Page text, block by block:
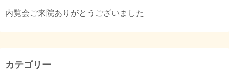
内覧会ご来院ありがとうございました
カテゴリー